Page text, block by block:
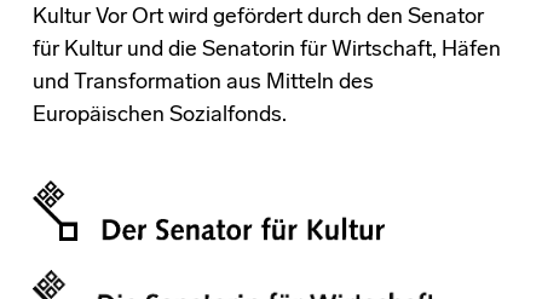
Kultur Vor Ort wird gefördert durch den Senator
für Kultur und die Senatorin für Wirtschaft, Häfen
und Transformation aus Mitteln des
Europäischen Sozialfonds.